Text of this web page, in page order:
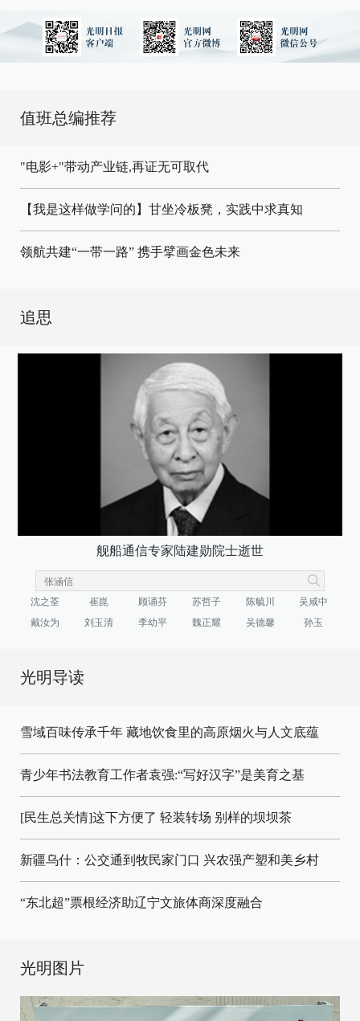
值班总编推荐
"电影+"带动产业链,再证无可取代
【我是这样做学问的】甘坐冷板凳，实践中求真知
领航共建“一带一路” 携手擘画金色未来
追思
舰船通信专家陆建勋院士逝世
沈之荃 崔崑 顾诵芬 苏哲子 陈毓川
吴咸中
戴汝为
刘玉清 李幼平 魏正耀 吴德馨 孙玉
光明导读
雪域百味传承千年 藏地饮食里的高原烟火与人文底蕴
青少年书法教育工作者袁强:“写好汉字”是美育之基
[民生总关情]这下方便了 轻装转场 别样的坝坝茶
新疆乌什：公交通到牧民家门口 兴农强产塑和美乡村
“东北超”票根经济助辽宁文旅体商深度融合
光明图片